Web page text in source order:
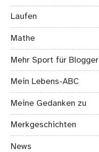
Laufen
Mathe
Mehr Sport für Blogger
Mein Lebens-ABC
Meine Gedanken zu
Merkgeschichten
News